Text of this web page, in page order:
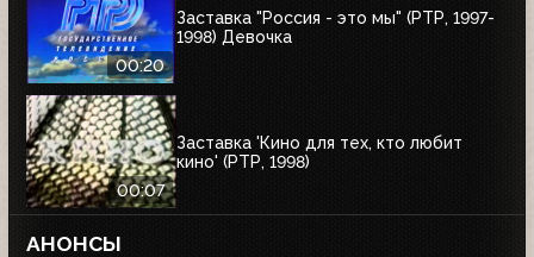
00:20
Заставка "Россия - это мы" (РТР, 1997-
1998) Девочка
00:07
Заставка 'Кино для тех, кто любит
кино' (РТР, 1998)
АНОНСЫ